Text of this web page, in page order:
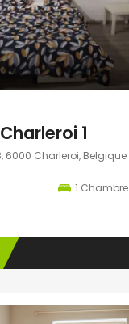
1
6000 Charleroi, Belgique
1 Chambre